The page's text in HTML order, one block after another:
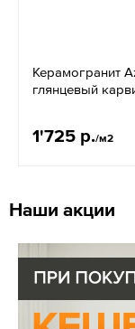
Керамогранит
глянцевый
1'725 р./м2
Наши акции